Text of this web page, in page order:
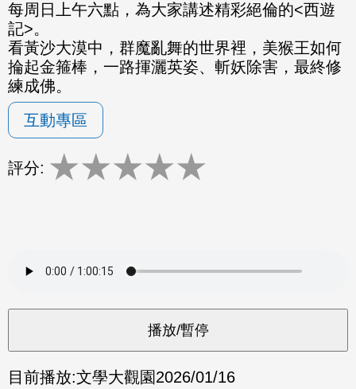
每周日上午六點，為大家講述精彩絕倫的<西遊
記>。
看黃沙大漠中，群魔亂舞的世界裡，美猴王如何
掄起金箍棒，一路揮灑英姿、斬妖除害，最終修
練成佛。
互動專區
評分: ★★★★★
目前播放:文學大觀園2026/01/16